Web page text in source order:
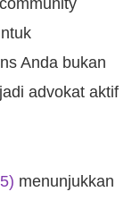
Anda bukan
advokat aktif
menunjukkan